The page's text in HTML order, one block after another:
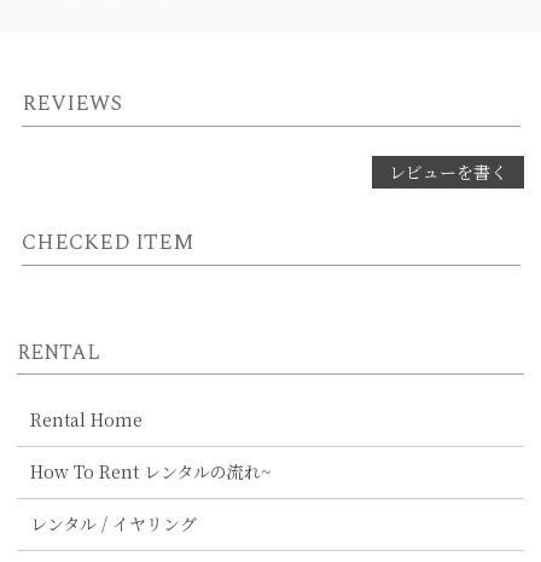
REVIEWS
レビューを書く
CHECKED ITEM
RENTAL
Rental Home
レンタル / イヤリング
How To Rent レンタルの流れ~